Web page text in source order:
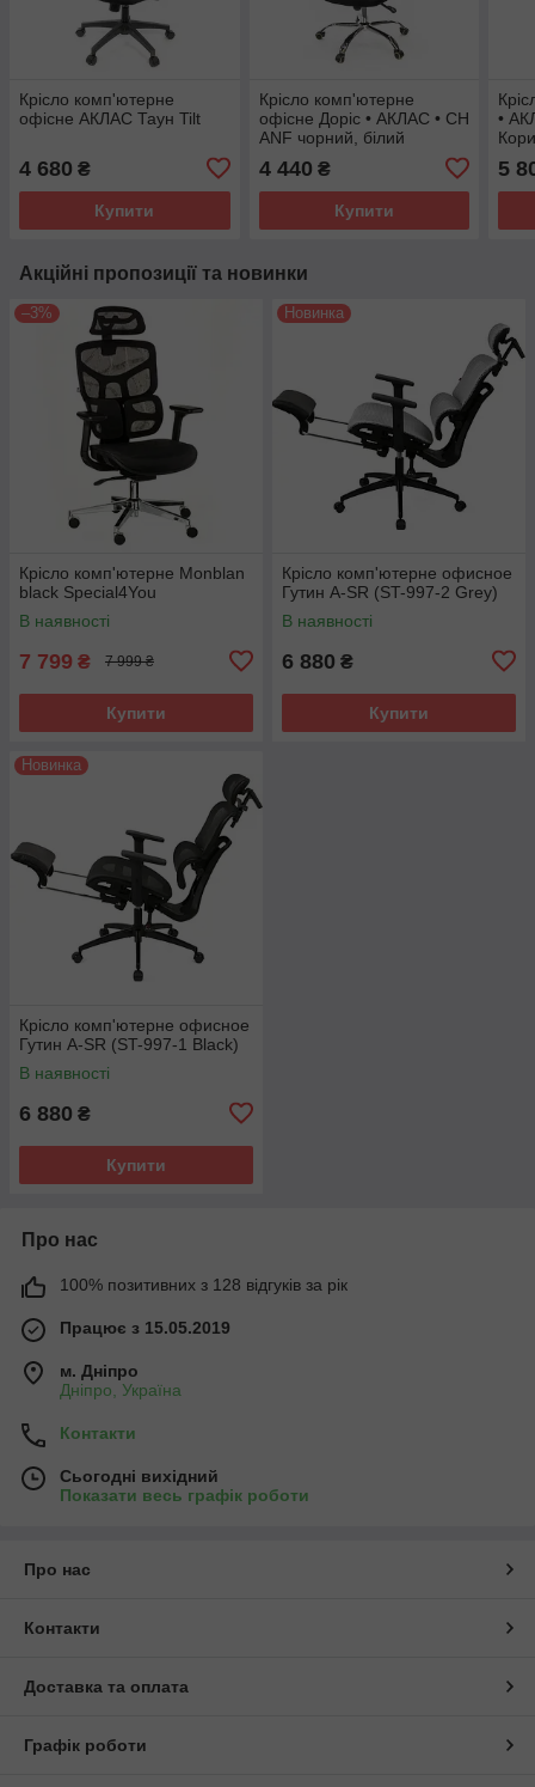
Крісло комп'ютерне
офісне АКЛАС Таун Tilt
4 680 ₴
Купити
Крісло комп'ютерне
офісне Доріс • АКЛАС • CH
ANF чорний, білий
4 440 ₴
Купити
•
5
Акційні пропозиції та новинки
–3%
Крісло комп'ютерне Monblan
black Special4You
В наявності
7 799 ₴ 7 999 ₴
Купити
Новинка
Крісло комп'ютерне офисное
Гутин A-SR (ST-997-2 Grey)
В наявності
6 880 ₴
Купити
Новинка
Крісло комп'ютерне офисное
Гутин A-SR (ST-997-1 Black)
В наявності
6 880 ₴
Купити
Про нас
100% позитивних з 128 відгуків за рік
Працює з 15.05.2019
м. Дніпро
Дніпро, Україна
Контакти
Сьогодні вихідний
Показати весь графік роботи
Про нас
Контакти
Доставка та оплата
Графік роботи